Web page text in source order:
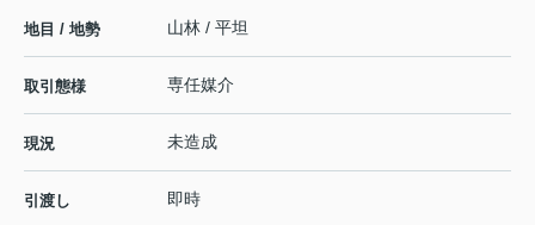
地目 / 地勢 山林 / 平坦
取引態様 専任媒介
現況 未造成
引渡し 即時